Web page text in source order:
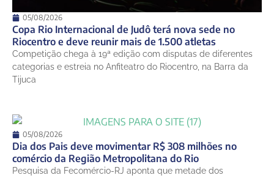
05/08/2026
Copa Rio Internacional de Judô terá nova sede no
Riocentro e deve reunir mais de 1.500 atletas
Competição chega à 19ª edição com disputas de diferentes
categorias e estreia no Anfiteatro do Riocentro, na Barra da
Tijuca
05/08/2026
Dia dos Pais deve movimentar R$ 308 milhões no
comércio da Região Metropolitana do Rio
Pesquisa da Fecomércio-RJ aponta que metade dos